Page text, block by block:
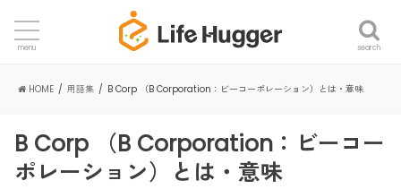
search
menu
HOME 用語集 B Corp （B Corporation：ビーコーポレーション）とは・意味
B Corp （B Corporation：ビーコー
ポレーション）とは・意味